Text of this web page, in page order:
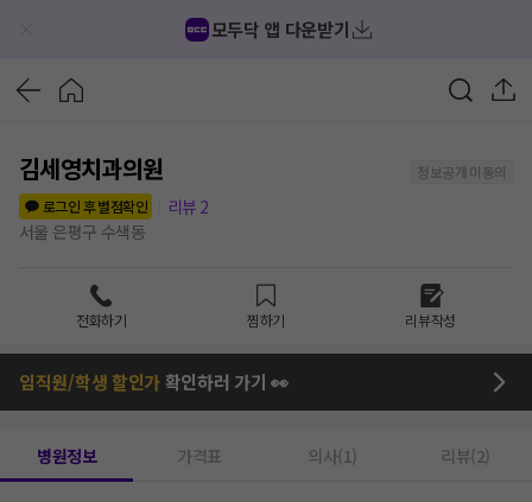
모두닥 앱 다운받기
김세영치과의원
정보공개 미동의
로그인 후 별점확인
리뷰 2
서울 은평구 수색동
전화하기 찜하기 리뷰작성
임직원/학생 할인가확인하러 가기 👀
병원정보 가격표 의사(1) 리뷰(2)